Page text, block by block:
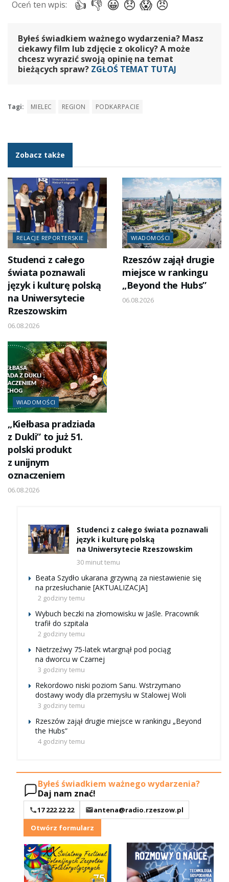
Byłeś świadkiem ważnego wydarzenia? Masz
ciekawy film lub zdjęcie z okolicy? A może
chcesz wyrazić swoją opinię na temat
bieżących spraw? ZGŁOŚ TEMAT TUTAJ
Tagi: MIELEC REGION PODKARPACIE
Zobacz także
RELACJE REPORTERSKIE
Studenci z całego
świata poznawali
język i kulturę polską
na Uniwersytecie
Rzeszowskim
06.08.2026
WIADOMOŚCI
Rzeszów zajął drugie
miejsce w rankingu
„Beyond the Hubs”
06.08.2026
WIADOMOŚCI
„Kiełbasa pradziada
z Dukli” to już 51.
polski produkt
z unijnym
oznaczeniem
06.08.2026
Studenci z całego świata poznawali
język i kulturę polską
na Uniwersytecie Rzeszowskim
30 minut temu
Beata Szydło ukarana grzywną za niestawienie się
na przesłuchanie [AKTUALIZACJA]
2 godziny temu
Wybuch beczki na złomowisku w Jaśle. Pracownik
trafił do szpitala
2 godziny temu
Nietrzeźwy 75-latek wtargnął pod pociąg
na dworcu w Czarnej
3 godziny temu
Rekordowo niski poziom Sanu. Wstrzymano
dostawy wody dla przemysłu w Stalowej Woli
3 godziny temu
Rzeszów zajął drugie miejsce w rankingu „Beyond
the Hubs”
4 godziny temu
Byłeś świadkiem ważnego wydarzenia?
Daj nam znać!
17 222 22 22
antena@radio.rzeszow.pl
Otwórz formularz